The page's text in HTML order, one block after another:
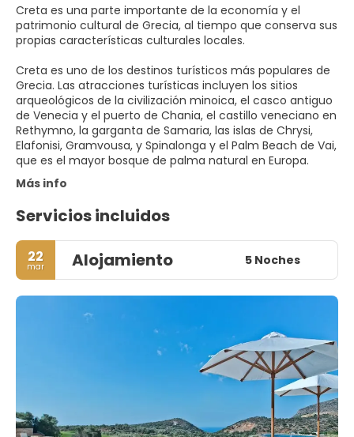
Creta es una parte importante de la economía y el
patrimonio cultural de Grecia, al tiempo que conserva sus
propias características culturales locales.
Creta es uno de los destinos turísticos más populares de
Grecia. Las atracciones turísticas incluyen los sitios
arqueológicos de la civilización minoica, el casco antiguo
de Venecia y el puerto de Chania, el castillo veneciano en
Rethymno, la garganta de Samaria, las islas de Chrysi,
Elafonisi, Gramvousa, y Spinalonga y el Palm Beach de Vai,
que es el mayor bosque de palma natural en Europa.
Más info
Servicios incluidos
22
mar Alojamiento 5 Noches